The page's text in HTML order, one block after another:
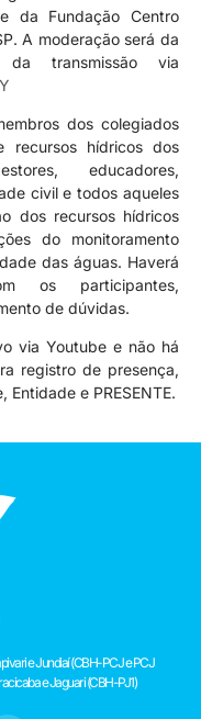
da Fundação Centro
A moderação será da
transmissão via
dos colegiados
recursos hídricos dos
educadores,
civil e todos aqueles
dos recursos hídricos
do monitoramento
das águas. Haverá
os participantes,
de dúvidas.
via Youtube e não há
registro de presença,
e PRESENTE.
e Jundiaí (CBH-PCJ e PCJ
e Jaguari (CBH-PJ1)